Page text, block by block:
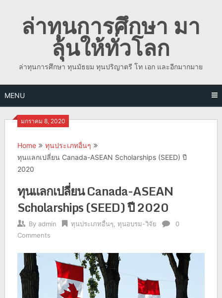
contentล่าทุนการศึกษา มา
ลุ้นให้ทั่วโลก
ล่าทุนการศึกษา ทุนมัธยม ทุนปริญาตรี โท เอก และอีกมากมาย
MENU
มกราคม 8, 2020
Home
ทุนประเภทอื่นๆ
ทุนแลกเปลี่ยน Canada-ASEAN Scholarships (SEED) ปี
2020
ทุนแลกเปลี่ยน Canada-ASEAN
Scholarships (SEED) ปี 2020
By admin ทุนประเภทอื่นๆ ทุนอบรม-วิจัย
0
Comments